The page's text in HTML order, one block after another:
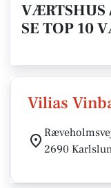
VÆRTSHUS
SE TOP 10
Vilias
2690